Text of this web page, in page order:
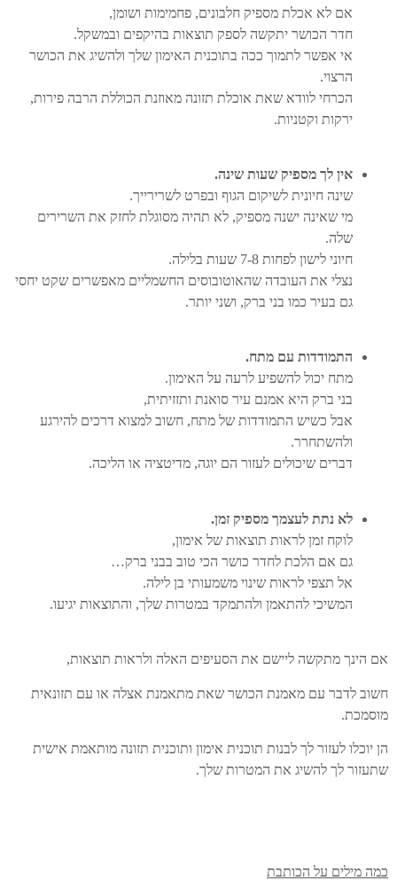
אם לא אכלת מספיק חלבונים, פחמימות ושומן,
חדר הכושר יתקשה לספק תוצאות בהיקפים ובמשקל.
אי אפשר לתמוך ככה בתוכנית האימון שלך ולהשיג את הכושר
הרצוי.
הכרחי לוודא שאת אוכלת תזונה מאוזנת הכוללת הרבה פירות,
ירקות וקטניות.
אין לך מספיק שעות שינה.
שינה חיונית לשיקום הגוף ובפרט לשרירייך.
מי שאינה ישנה מספיק, לא תהיה מסוגלת לחזק את השרירים
שלה.
חיוני לישון לפחות 7-8 שעות בלילה.
נצלי את העובדה שהאוטובוסים החשמליים מאפשרים שקט יחסי
גם בעיר כמו בני ברק, ושני יותר.
התמודדות עם מתח.
מתח יכול להשפיע לרעה על האימון.
בני ברק היא אמנם עיר סואנת ותזזיתית,
אבל כשיש התמודדות של מתח, חשוב למצוא דרכים להירגע
ולהשתחרר.
דברים שיכולים לעזור הם יוגה, מדיטציה או הליכה.
לא נתת לעצמך מספיק זמן.
לוקח זמן לראות תוצאות של אימון,
גם אם הלכת לחדר כושר הכי טוב בבני ברק…
אל תצפי לראות שינוי משמעותי בן לילה.
המשיכי להתאמן ולהתמקד במטרות שלך, והתוצאות יגיעו.
אם הינך מתקשה ליישם את הסעיפים האלה ולראות תוצאות,
חשוב לדבר עם מאמנת הכושר שאת מתאמנת אצלה או עם תזונאית
מוסמכת.
הן יוכלו לעזור לך לבנות תוכנית אימון ותוכנית תזונה מותאמת אישית
שתעזור לך להשיג את המטרות שלך.
כמה מילים על הכותבת